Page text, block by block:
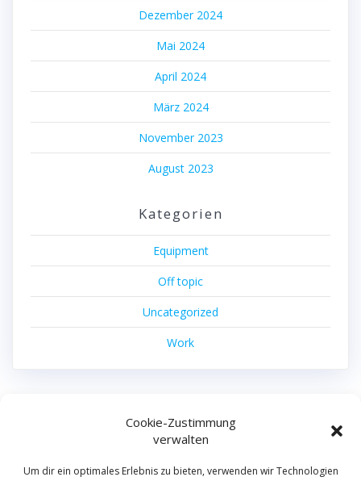
Cookie-Zustimmung
verwalten
Um dir ein optimales Erlebnis zu bieten, verwenden wir Technologien
Dezember 2024
Mai 2024
April 2024
März 2024
November 2023
August 2023
Kategorien
Equipment
Off topic
Uncategorized
Work
machdas filmproduktion